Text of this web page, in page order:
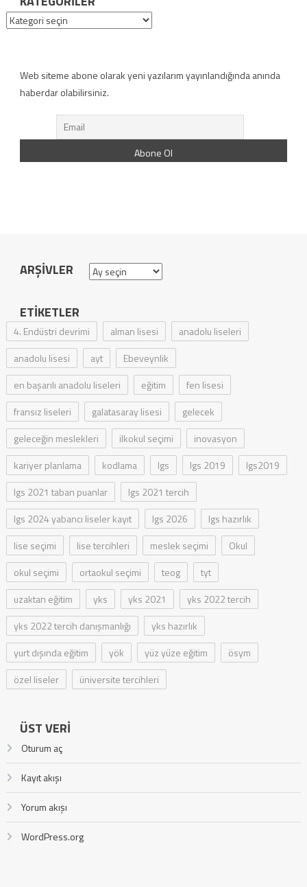
Kategoriler
Web siteme abone olarak yeni yazılarım yayınlandığında anında
haberdar olabilirsiniz.
ARŞIVLER Arşivler
ETIKETLER
4. Endüstri devrimi alman lisesi
anadolu liseleri
anadolu lisesi
ayt
Ebeveynlik
en başarılı anadolu liseleri
eğitim
fen lisesi
fransız liseleri
galatasaray lisesi
gelecek
geleceğin meslekleri
ilkokul seçimi
inovasyon
kariyer planlama
kodlama lgs lgs 2019
lgs2019
lgs 2021 taban puanlar
lgs 2021 tercih
lgs 2024 yabancı liseler kayıt
lgs 2026
lgs hazırlık
lise seçimi
lise tercihleri meslek seçimi
Okul
okul seçimi
ortaokul seçimi teog
tyt
uzaktan eğitim
yks yks 2021
yks 2022 tercih
yks 2022 tercih danışmanlığı
yks hazırlık
yurt dışında eğitim
yök yüz yüze eğitim
ösym
özel liseler
üniversite tercihleri
ÜST VERI
Oturum aç
Kayıt akışı
Yorum akışı
WordPress.org